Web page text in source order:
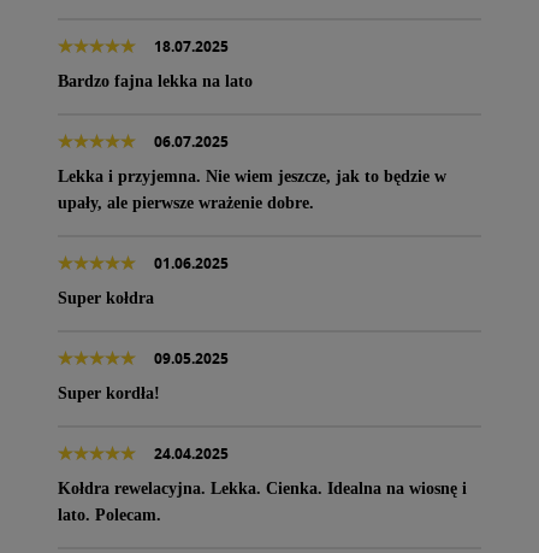
18.07.2025
Bardzo fajna lekka na lato
06.07.2025
Lekka i przyjemna. Nie wiem jeszcze, jak to będzie w
upały, ale pierwsze wrażenie dobre.
01.06.2025
Super kołdra
09.05.2025
Super kordła!
24.04.2025
Kołdra rewelacyjna. Lekka. Cienka. Idealna na wiosnę i
lato. Polecam.